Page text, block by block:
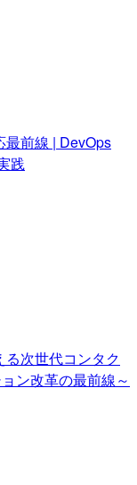
最前線 | DevOps
践
る次世代コンタク
ン改革の最前線～